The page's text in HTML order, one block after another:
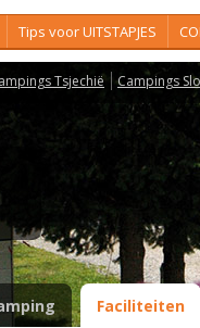
Tips voor UITSTAPJES
Tsjechië Campings
Faciliteiten